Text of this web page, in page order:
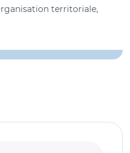
territoriale,